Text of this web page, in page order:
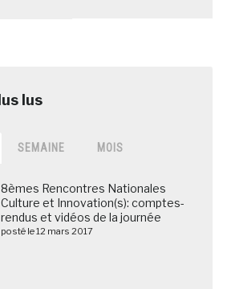
SEMAINE MOIS
8èmes Rencontres Nationales
Culture et Innovation(s): comptes-
rendus et vidéos de la journée
posté le 12 mars 2017